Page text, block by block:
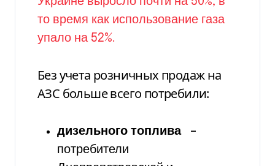
Без учета розничных продаж на
АЗС больше всего потребили:
дизельного топлива
–
потребители